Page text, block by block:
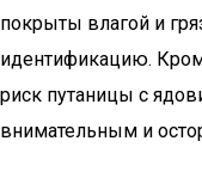
покрыты влагой и
идентификацию.
риск путаницы с
внимательным и